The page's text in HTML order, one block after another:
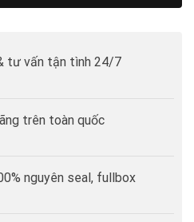
tư vấn tận tình 24/7
trên toàn quốc
nguyên seal, fullbox